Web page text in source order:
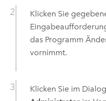
Klicken Sie
das Programm
vornimmt.
Klicken Sie im